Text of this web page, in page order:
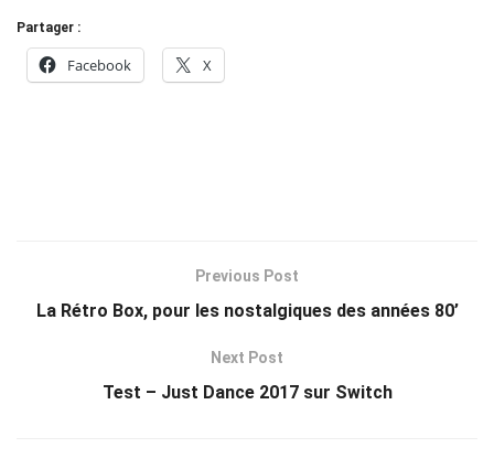
Partager :
Facebook X
Previous Post
La Rétro Box, pour les nostalgiques des années 80’
Next Post
Test – Just Dance 2017 sur Switch